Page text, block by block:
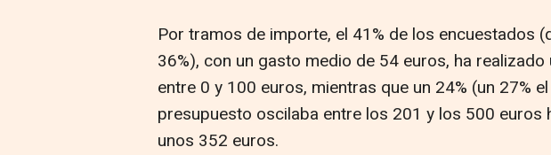
Por tramos de importe, el 41% de los encuestados
36%), con un gasto medio de 54 euros, ha
entre 0 y 100 euros, mientras que un 24% (un 27%
presupuesto oscilaba entre los 201 y los 500 euros
unos 352 euros.